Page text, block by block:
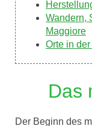
Wandern,
Maggiore
Orte in
Das
Der Beginn des